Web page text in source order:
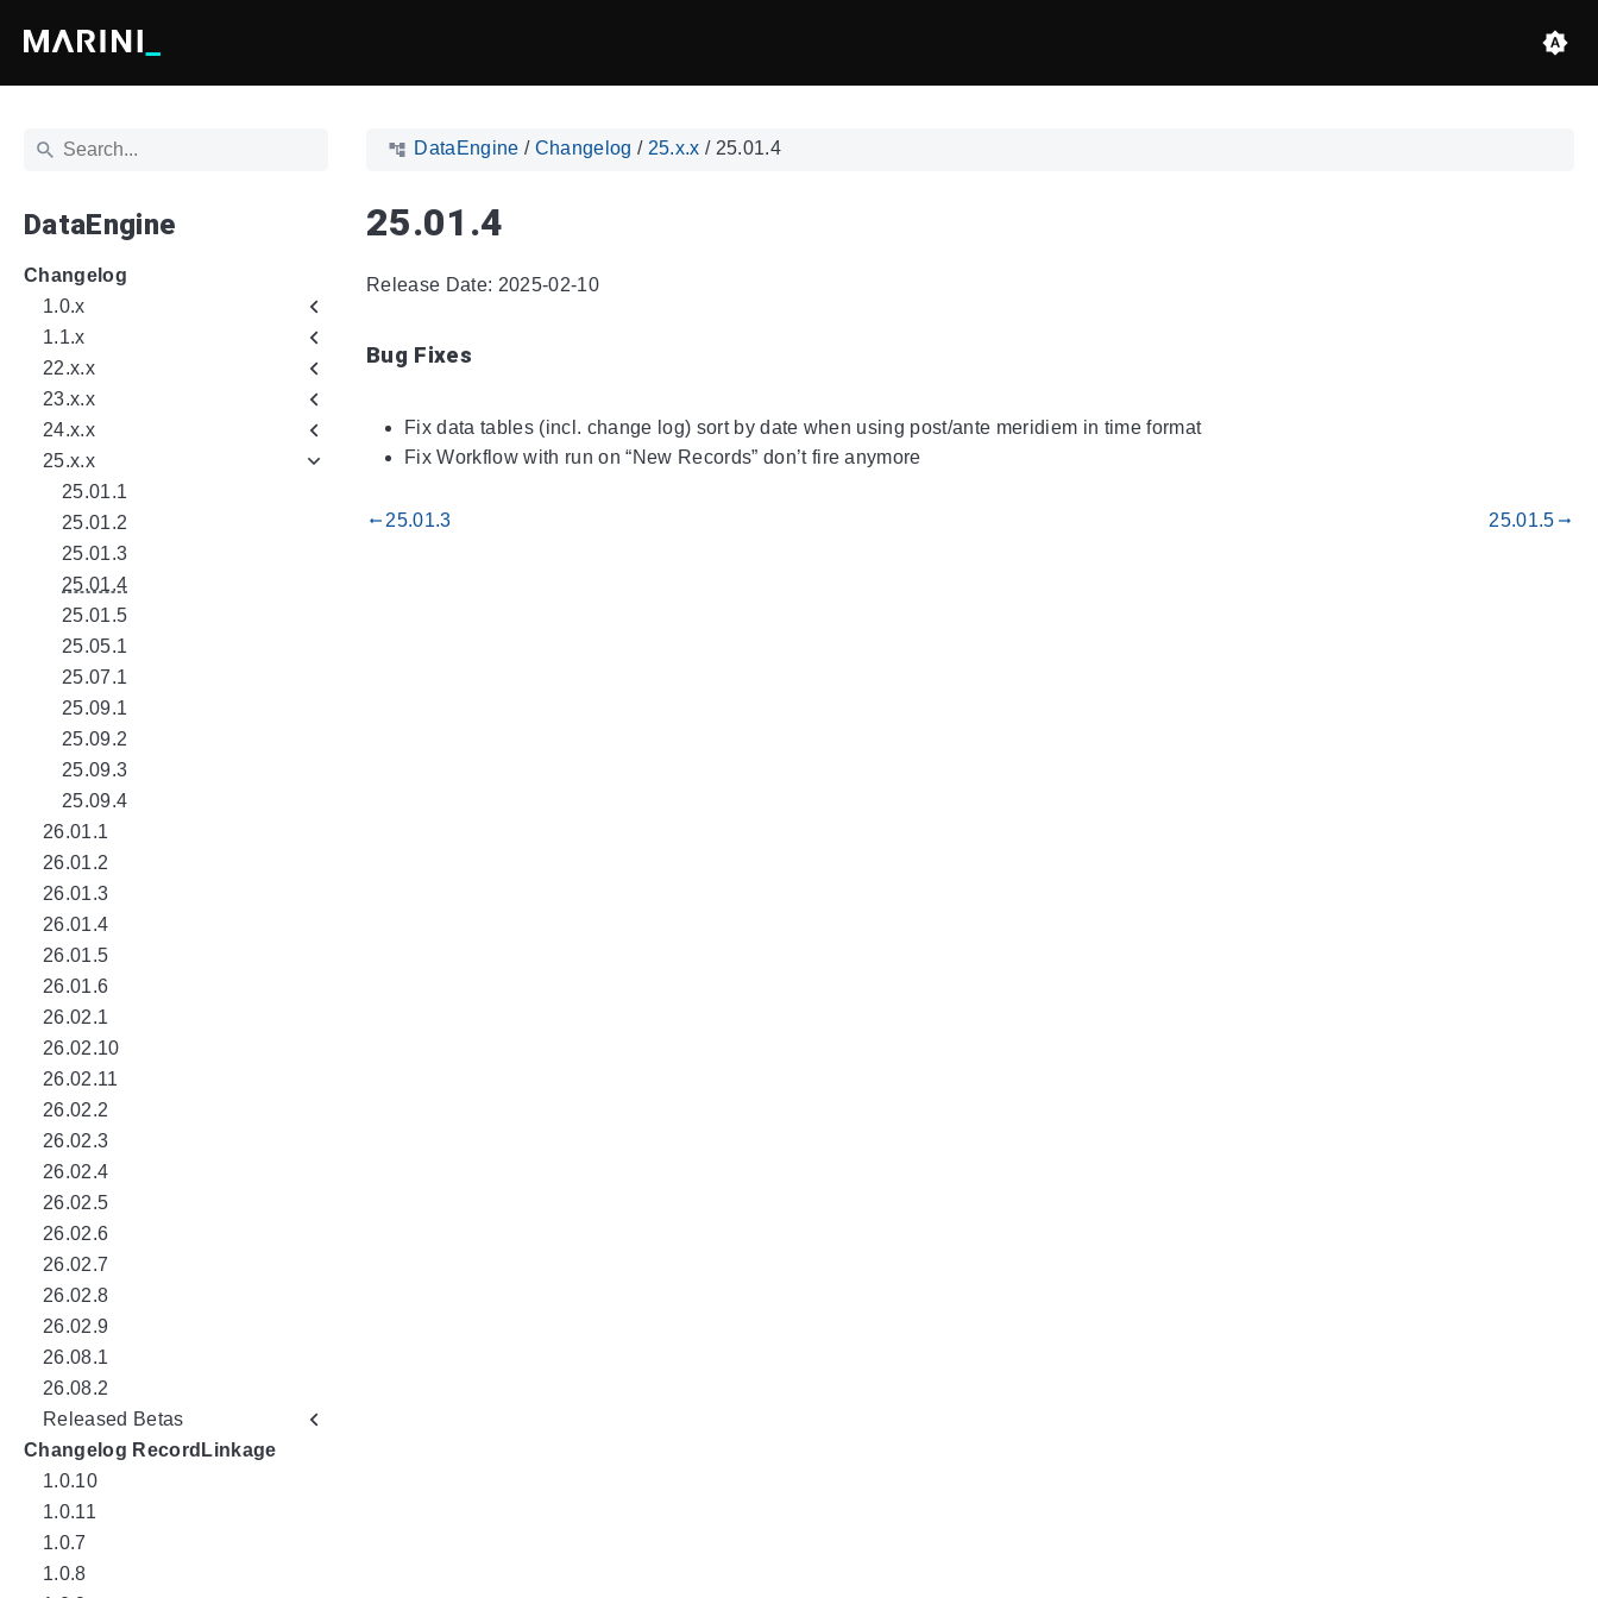
DataEngine
Changelog
1.0.x
1.1.x
22.x.x
23.x.x
24.x.x
25.x.x
25.01.1
25.01.2
25.01.3
25.01.4
25.01.5
25.05.1
25.07.1
25.09.1
25.09.2
25.09.3
25.09.4
26.01.1
26.01.2
26.01.3
26.01.4
26.01.5
26.01.6
26.02.1
26.02.10
26.02.11
26.02.2
26.02.3
26.02.4
26.02.5
26.02.6
26.02.7
26.02.8
26.02.9
26.08.1
26.08.2
Released Betas
Changelog RecordLinkage
1.0.10
1.0.11
1.0.7
1.0.8
DataEngine / Changelog / 25.x.x / 25.01.4
25.01.4
Release Date: 2025-02-10
Bug Fixes
Fix data tables (incl. change log) sort by date when using post/ante meridiem in time format
Fix Workflow with run on “New Records” don’t fire anymore
gdoc_arrow_left_alt 25.01.3 25.01.5 gdoc_arrow_right_alt